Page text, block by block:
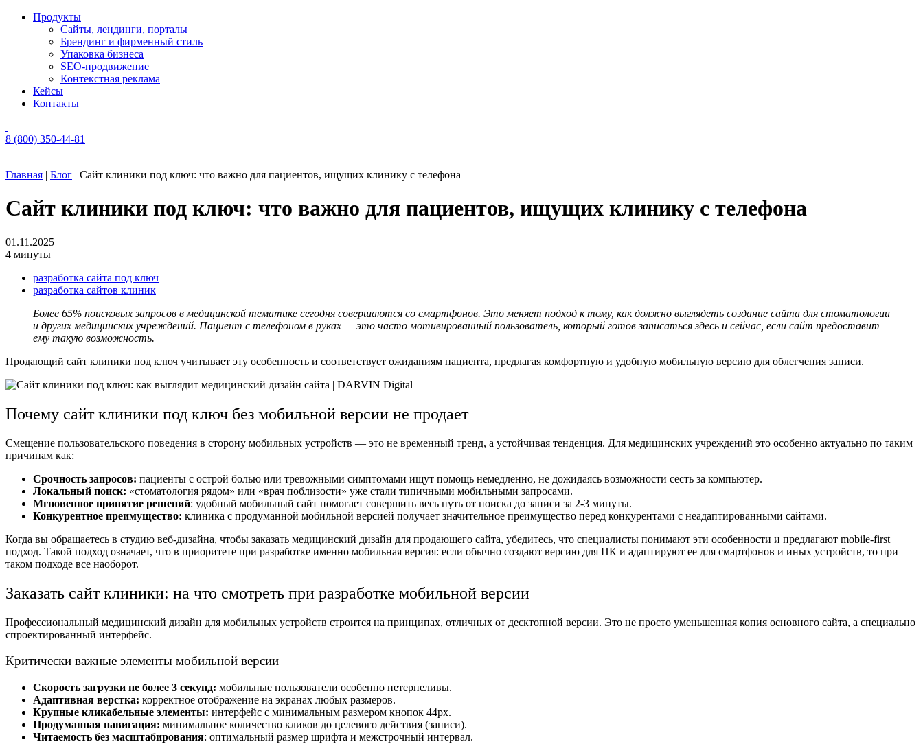
Продукты
Сайты, лендинги, порталы
Брендинг и фирменный стиль
Упаковка бизнеса
SEO-продвижение
Контекстная реклама
Кейсы
Контакты
8 (800) 350-44-81
Главная | Блог | Сайт клиники под ключ: что важно для пациентов, ищущих клинику с телефона
Сайт клиники под ключ: что важно для пациентов, ищущих клинику с телефона
01.11.2025
4 минуты
разработка сайта под ключ
разработка сайтов клиник
Более 65% поисковых запросов в медицинской тематике сегодня совершаются со смартфонов. Это меняет подход к тому, как должно выглядеть создание сайта для стоматологии
и других медицинских учреждений. Пациент с телефоном в руках — это часто мотивированный пользователь, который готов записаться здесь и сейчас, если сайт предоставит
ему такую возможность.
Продающий сайт клиники под ключ учитывает эту особенность и соответствует ожиданиям пациента, предлагая комфортную и удобную мобильную версию для облегчения записи.
Почему сайт клиники под ключ без мобильной версии не продает
Смещение пользовательского поведения в сторону мобильных устройств — это не временный тренд, а устойчивая тенденция. Для медицинских учреждений это особенно актуально по таким
причинам как:
Срочность запросов: пациенты с острой болью или тревожными симптомами ищут помощь немедленно, не дожидаясь возможности сесть за компьютер.
Локальный поиск: «стоматология рядом» или «врач поблизости» уже стали типичными мобильными запросами.
Мгновенное принятие решений: удобный мобильный сайт помогает совершить весь путь от поиска до записи за 2-3 минуты.
Конкурентное преимущество: клиника с продуманной мобильной версией получает значительное преимущество перед конкурентами с неадаптированными сайтами.
Когда вы обращаетесь в студию веб-дизайна, чтобы заказать медицинский дизайн для продающего сайта, убедитесь, что специалисты понимают эти особенности и предлагают mobile-first
подход. Такой подход означает, что в приоритете при разработке именно мобильная версия: если обычно создают версию для ПК и адаптируют ее для смартфонов и иных устройств, то при
таком подходе все наоборот.
Заказать сайт клиники: на что смотреть при разработке мобильной версии
Профессиональный медицинский дизайн для мобильных устройств строится на принципах, отличных от десктопной версии. Это не просто уменьшенная копия основного сайта, а специально
спроектированный интерфейс.
Критически важные элементы мобильной версии
Скорость загрузки не более 3 секунд: мобильные пользователи особенно нетерпеливы.
Адаптивная верстка: корректное отображение на экранах любых размеров.
Крупные кликабельные элементы: интерфейс с минимальным размером кнопок 44px.
Продуманная навигация: минимальное количество кликов до целевого действия (записи).
Читаемость без масштабирования: оптимальный размер шрифта и межстрочный интервал.